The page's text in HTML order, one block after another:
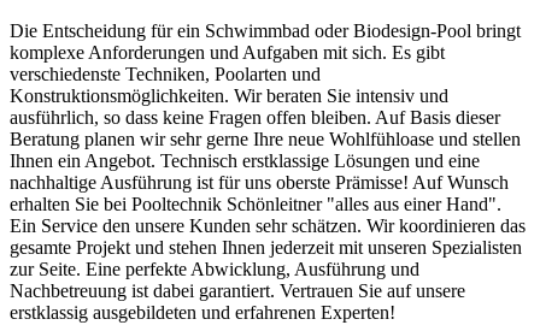
Die Entscheidung für ein Schwimmbad oder Biodesign-Pool bringt
komplexe Anforderungen und Aufgaben mit sich. Es gibt
verschiedenste Techniken, Poolarten und
Konstruktionsmöglichkeiten. Wir beraten Sie intensiv und
ausführlich, so dass keine Fragen offen bleiben. Auf Basis dieser
Beratung planen wir sehr gerne Ihre neue Wohlfühloase und stellen
Ihnen ein Angebot. Technisch erstklassige Lösungen und eine
nachhaltige Ausführung ist für uns oberste Prämisse! Auf Wunsch
erhalten Sie bei Pooltechnik Schönleitner "alles aus einer Hand".
Ein Service den unsere Kunden sehr schätzen. Wir koordinieren das
gesamte Projekt und stehen Ihnen jederzeit mit unseren Spezialisten
zur Seite. Eine perfekte Abwicklung, Ausführung und
Nachbetreuung ist dabei garantiert. Vertrauen Sie auf unsere
erstklassig ausgebildeten und erfahrenen Experten!